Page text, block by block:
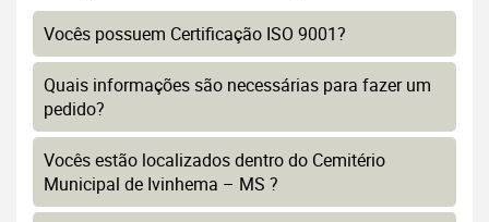
Vocês possuem Certificação ISO 9001?
Quais informações são necessárias para fazer um
pedido?
Vocês estão localizados dentro do Cemitério
Municipal de Ivinhema – MS ?